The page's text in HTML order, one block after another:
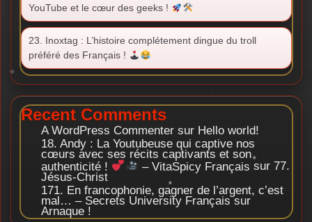
YouTube et le cœur des geeks !
23. Inoxtag : L’histoire complétement dingue du troll
préféré des Français !
Recent Comments
A WordPress Commenter sur Hello world!
18. Andy : La Youtubeuse qui captive nos
cœurs avec ses récits captivants et son
authenticité !
– VitaSpicy Français sur 77.
Jésus-Christ
171. En francophonie, gagner de l’argent, c’est
mal… – Secrets University Françaissur
Arnaque !